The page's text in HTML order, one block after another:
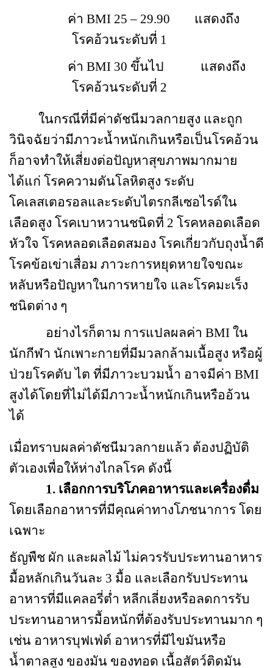
ค่า BMI 25 – 29.90
แสดงถึง
โรคอ้วนระดับที่ 1
ค่า BMI 30 ขึ้นไป
แสดงถึง
โรคอ้วนระดับที่ 2
ในกรณีที่มีค่าดัชนีมวลกายสูง และถูก
วินิจฉัยว่ามีภาวะน้ำหนักเกินหรือเป็นโรคอ้วน
ก็อาจทำให้เสี่ยงต่อปัญหาสุขภาพมากมาย
ได้แก่ โรคความดันโลหิตสูง ระดับ
โคเลสเตอรอลและระดับไตรกลีเซอไรด์ใน
เลือดสูง โรคเบาหวานชนิดที่ 2 โรคหลอดเลือด
หัวใจ โรคหลอดเลือดสมอง โรคเกี่ยวกับถุงน้ำดี
โรคข้อเข่าเสื่อม ภาวะการหยุดหายใจขณะ
หลับหรือปัญหาในการหายใจ และโรคมะเร็ง
ชนิดต่าง ๆ
อย่างไรก็ตาม การแปลผลค่า BMI ใน
นักกีฬา นักเพาะกายที่มีมวลกล้ามเนื้อสูง หรือผู้
ป่วยโรคตับ ไต ที่มีภาวะบวมน้ำ อาจมีค่า BMI
สูงได้โดยที่ไม่ได้มีภาวะน้ำหนักเกินหรืออ้วน
ได้
เมื่อทราบผลค่าดัชนีมวลกายแล้ว ต้องปฏิบัติ
ตัวเองเพื่อให้ห่างไกลโรค ดังนี้
1. เลือกการบริโภคอาหารและเครื่องดื่ม
โดยเลือกอาหารที่มีคุณค่าทางโภชนาการ โดย
เฉพาะ
ธัญพืช ผัก และผลไม้ ไม่ควรรับประทานอาหาร
มื้อหลักเกินวันละ 3 มื้อ และเลือกรับประทาน
อาหารที่มีแคลอรี่ต่ำ หลีกเลี่ยงหรือลดการรับ
ประทานอาหารมื้อหนักที่ต้องรับประทานมาก ๆ
เช่น อาหารบุฟเฟ่ต์ อาหารที่มีไขมันหรือ
น้ำตาลสูง ของมัน ของทอด เนื้อสัตว์ติดมัน